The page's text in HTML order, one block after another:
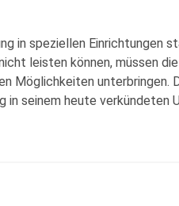
in speziellen Einrichtungen
leisten können, müssen
Möglichkeiten unterbringen.
in seinem heute verkündeten